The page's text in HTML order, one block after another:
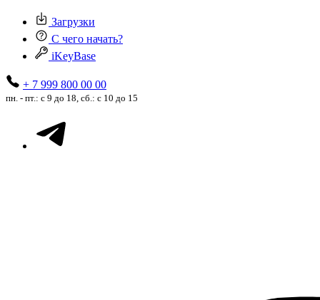
Загрузки
С чего начать?
iKeyBase
+ 7 999 800 00 00
пн. - пт.: с 9 до 18, сб.: с 10 до 15